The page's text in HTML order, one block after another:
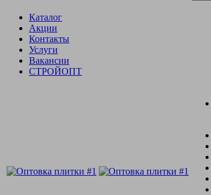
Каталог
Акции
Контакты
Услуги
Вакансии
СТРОЙОПТ